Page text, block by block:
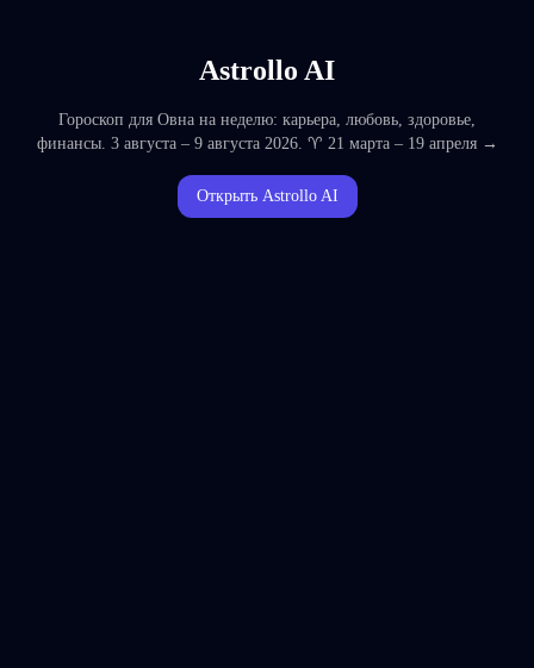
Astrollo AI
Гороскоп для Овна на неделю: карьера, любовь, здоровье,
финансы. 3 августа – 9 августа 2026. ♈ 21 марта – 19 апреля →
Открыть Astrollo AI